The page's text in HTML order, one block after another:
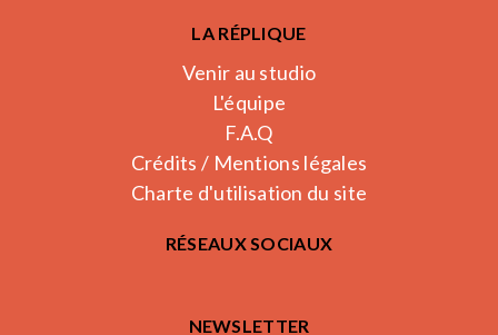
LA RÉPLIQUE
Venir au studio
L'équipe
F.A.Q
Crédits / Mentions légales
Charte d'utilisation du site
RÉSEAUX SOCIAUX
NEWSLETTER